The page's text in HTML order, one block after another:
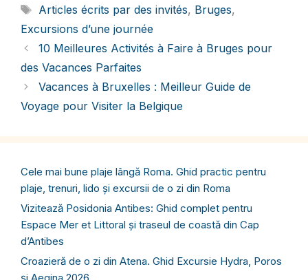
Étiquettes
Articles écrits par des invités, Bruges,
Excursions d’une journée
10 Meilleures Activités à Faire à Bruges pour
des Vacances Parfaites
Vacances à Bruxelles : Meilleur Guide de
Voyage pour Visiter la Belgique
Cele mai bune plaje lângă Roma. Ghid practic pentru
plaje, trenuri, lido și excursii de o zi din Roma
Vizitează Posidonia Antibes: Ghid complet pentru
Espace Mer et Littoral și traseul de coastă din Cap
d’Antibes
Croazieră de o zi din Atena. Ghid Excursie Hydra, Poros